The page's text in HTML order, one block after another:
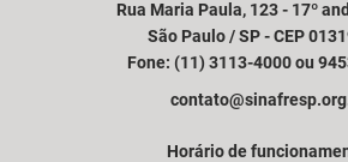
Rua Maria Paula, 123 - 17º
São Paulo / SP - CEP
Fone: (11) 3113-4000 ou
Horário de